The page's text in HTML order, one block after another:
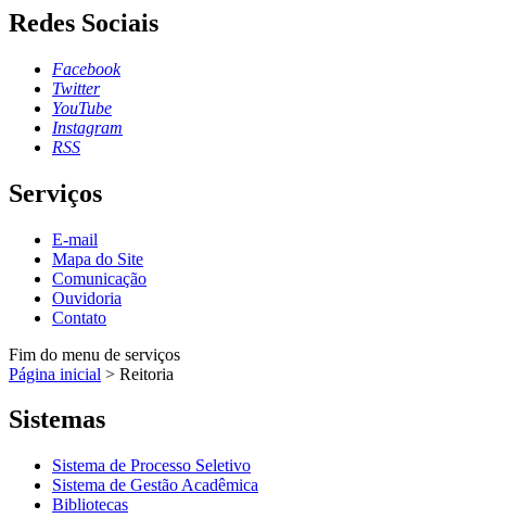
Redes Sociais
Facebook
Twitter
YouTube
Instagram
RSS
Serviços
E-mail
Mapa do Site
Comunicação
Ouvidoria
Contato
Fim do menu de serviços
Página inicial > Reitoria
Sistemas
Sistema de Processo Seletivo
Sistema de Gestão Acadêmica
Bibliotecas